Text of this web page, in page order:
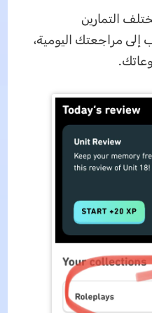
التمارين
مراجعتك اليومية،